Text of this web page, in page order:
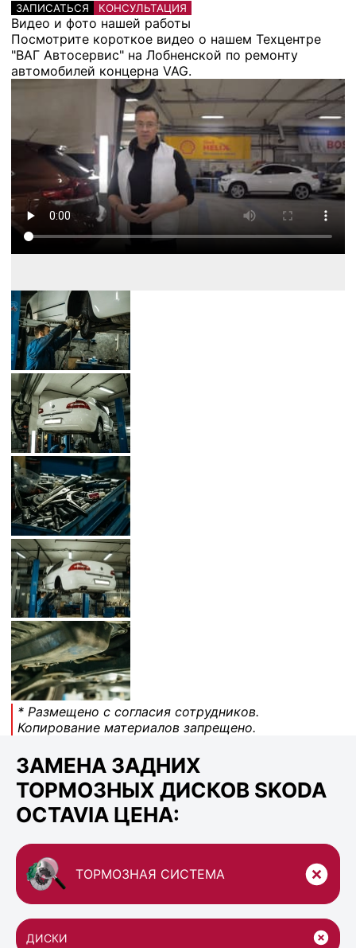
ЗАПИСАТЬСЯ КОНСУЛЬТАЦИЯ
Видео и фото нашей работы
Посмотрите короткое видео о нашем Техцентре
"ВАГ Автосервис" на Лобненской по ремонту
автомобилей концерна VAG.
* Размещено с согласия сотрудников.
Копирование материалов запрещено.
ЗАМЕНА ЗАДНИХ
ТОРМОЗНЫХ ДИСКОВ SKODA
OCTAVIA ЦЕНА:
ТОРМОЗНАЯ СИСТЕМА
ДИСКИ